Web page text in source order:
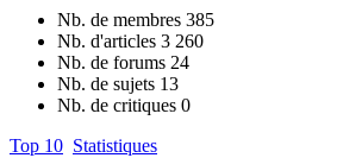
Nb. de membres 385
Nb. d'articles 3 260
Nb. de forums 24
Nb. de sujets 13
Nb. de critiques 0
Top 10 Statistiques